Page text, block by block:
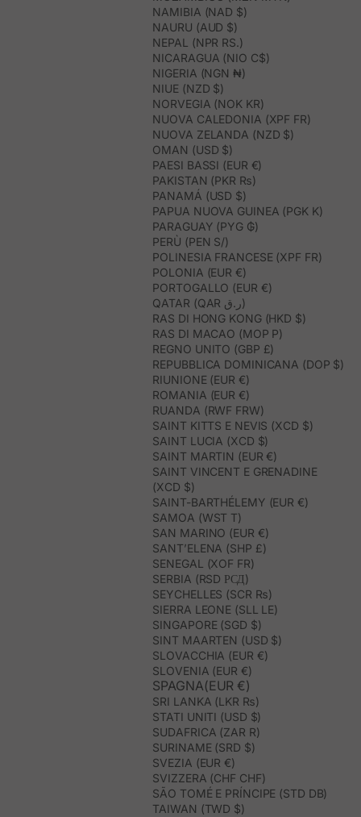
NAMIBIA (NAD $)
NAURU (AUD $)
NEPAL (NPR RS.)
NICARAGUA (NIO C$)
NIGERIA (NGN ₦)
NIUE (NZD $)
NORVEGIA (NOK KR)
NUOVA CALEDONIA (XPF FR)
NUOVA ZELANDA (NZD $)
OMAN (USD $)
PAESI BASSI (EUR €)
PAKISTAN (PKR ₨)
PANAMÁ (USD $)
PAPUA NUOVA GUINEA (PGK K)
PARAGUAY (PYG ₲)
PERÙ (PEN S/)
POLINESIA FRANCESE (XPF FR)
POLONIA (EUR €)
PORTOGALLO (EUR €)
QATAR (QAR ر.ق)
RAS DI HONG KONG (HKD $)
RAS DI MACAO (MOP P)
REGNO UNITO (GBP £)
REPUBBLICA DOMINICANA (DOP $)
RIUNIONE (EUR €)
ROMANIA (EUR €)
RUANDA (RWF FRW)
SAINT KITTS E NEVIS (XCD $)
SAINT LUCIA (XCD $)
SAINT MARTIN (EUR €)
SAINT VINCENT E GRENADINE
(XCD $)
SAINT-BARTHÉLEMY (EUR €)
SAMOA (WST T)
SAN MARINO (EUR €)
SANT’ELENA (SHP £)
SENEGAL (XOF FR)
SERBIA (RSD РСД)
SEYCHELLES (SCR ₨)
SIERRA LEONE (SLL LE)
SINGAPORE (SGD $)
SINT MAARTEN (USD $)
SLOVACCHIA (EUR €)
SLOVENIA (EUR €)
SPAGNA(EUR €)
SRI LANKA (LKR ₨)
STATI UNITI (USD $)
SUDAFRICA (ZAR R)
SURINAME (SRD $)
SVEZIA (EUR €)
SVIZZERA (CHF CHF)
SÃO TOMÉ E PRÍNCIPE (STD DB)
TAIWAN (TWD $)